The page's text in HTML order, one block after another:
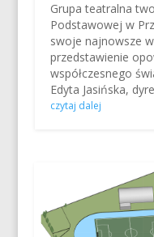
Grupa teatralna
Podstawowej w
swoje najnowsze
przedstawienie
współczesnego
Edyta Jasińska,
czytaj dalej